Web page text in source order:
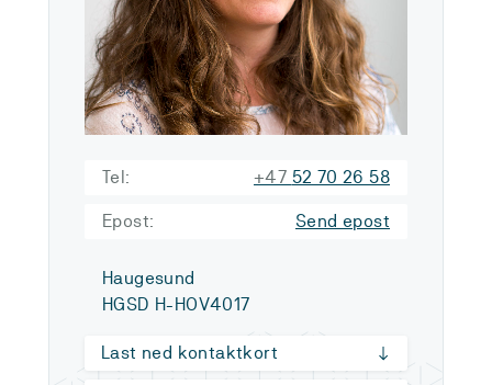
Tel: +47 52 70 26 58
Epost: Send epost
Haugesund
HGSD H-HOV4017
Last ned kontaktkort